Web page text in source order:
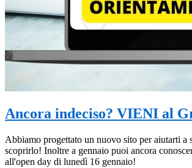
Ancora indeciso? VIENI al
Abbiamo progettato un nuovo sito per aiutarti a
scoprirlo! Inoltre a gennaio puoi ancora
all'open day di lunedì 16 gennaio!